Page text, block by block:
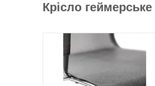
Крісло